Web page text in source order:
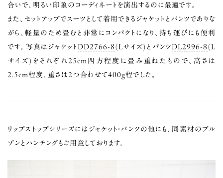
合いで、明るい印象のコーディネートを演出するのに最適です。
また、セットアップでスーツとして着用できるジャケットとパンツでありな
がら、軽量のため畳むと非常にコンパクトになり、持ち運びにも便利
です。写真はジャケットDD2766-8 (Lサイズ)とパンツDL2996-8 (L
サイズ)をそれぞれ25cm四方程度に畳み重ねたもので、高さは
2.5cm程度、重さは2つ合わせて400g程でした。
リップストップシリーズにはジャケット・パンツの他にも、同素材のブル
ゾンとハンチングもご用意しております。